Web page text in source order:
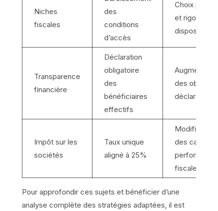
Niches
fiscales
des
conditions
d’accès
Choix plus
et rigoureux
dispositifs
Transparence
financière
Déclaration
obligatoire
des
bénéficiaires
effectifs
des
déclaratives
Impôt sur les
sociétés
Taux unique
aligné à 25%
Modification
des calculs
performance
fiscale
Pour approfondir ces sujets et bénéficier d’une
analyse complète des stratégies adaptées, il est